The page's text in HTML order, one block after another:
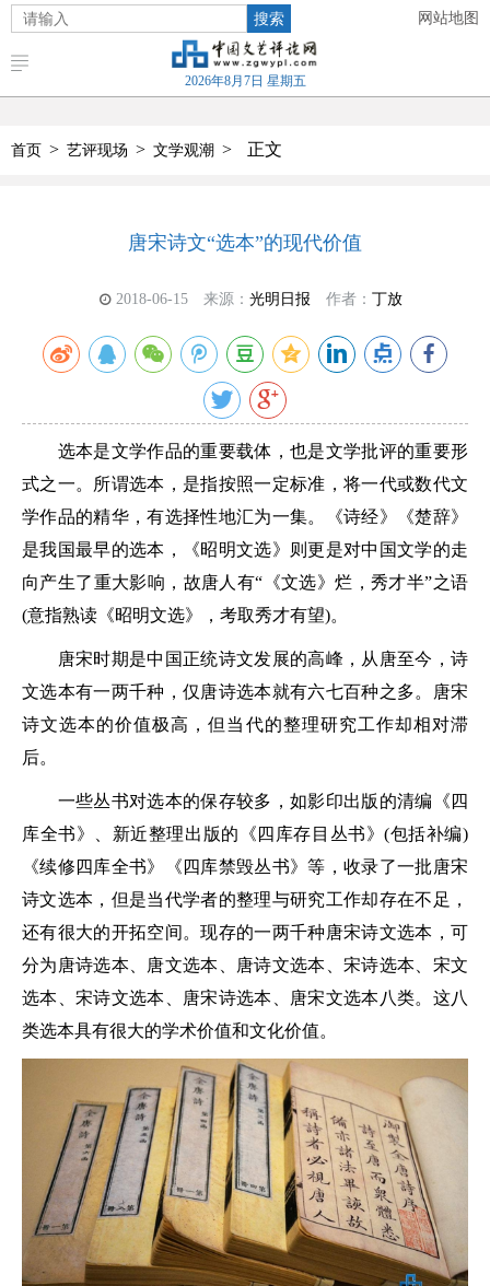
搜索 网站地图
2026年8月7日 星期五
首页 > 艺评现场 > 文学观潮 > 正文
唐宋诗文“选本”的现代价值
2018-06-15 来源： 光明日报 作者： 丁放
选本是文学作品的重要载体，也是文学批评的重要形
式之一。所谓选本，是指按照一定标准，将一代或数代文
学作品的精华，有选择性地汇为一集。《诗经》《楚辞》
是我国最早的选本，《昭明文选》则更是对中国文学的走
向产生了重大影响，故唐人有“《文选》烂，秀才半”之语
(意指熟读《昭明文选》，考取秀才有望)。
唐宋时期是中国正统诗文发展的高峰，从唐至今，诗
文选本有一两千种，仅唐诗选本就有六七百种之多。唐宋
诗文选本的价值极高，但当代的整理研究工作却相对滞
后。
一些丛书对选本的保存较多，如影印出版的清编《四
库全书》、新近整理出版的《四库存目丛书》(包括补编)
《续修四库全书》《四库禁毁丛书》等，收录了一批唐宋
诗文选本，但是当代学者的整理与研究工作却存在不足，
还有很大的开拓空间。现存的一两千种唐宋诗文选本，可
分为唐诗选本、唐文选本、唐诗文选本、宋诗选本、宋文
选本、宋诗文选本、唐宋诗选本、唐宋文选本八类。这八
类选本具有很大的学术价值和文化价值。